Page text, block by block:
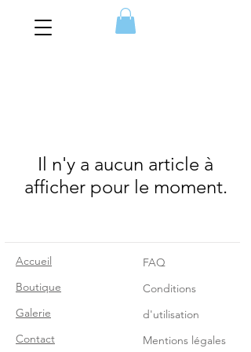
Il n'y a aucun article à
afficher pour le moment.
Accueil
Boutique
Galerie
Contact
FAQ
Conditions
d'utilisation
Mentions légales